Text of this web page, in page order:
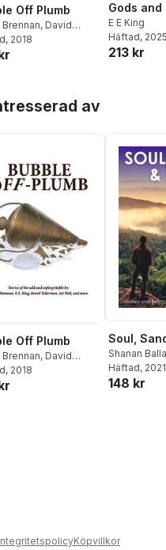
Off Plumb
, David
,E E King
, 2018
Gods
E E King
Häftad, 2025
213 kr
av
Off Plumb
, David
,E E King
, 2018
Soul,
Shanan
Coulbrooke,
Häftad, 2021
148 kr
Köpvillkor